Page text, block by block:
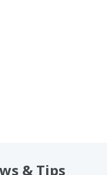
& Tips